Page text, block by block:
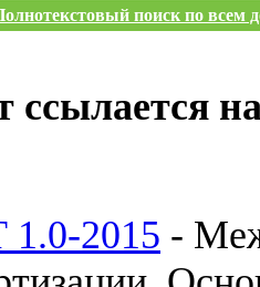
поиск по всем
ссылается
2015 -